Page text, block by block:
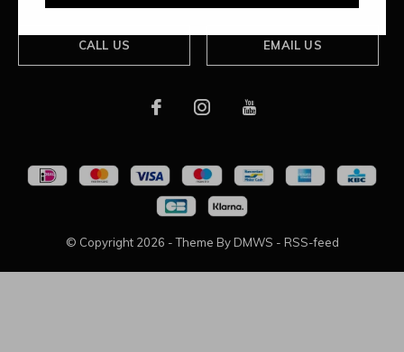
CALL US EMAIL US
© Copyright 2026 - Theme By DMWS - RSS-feed